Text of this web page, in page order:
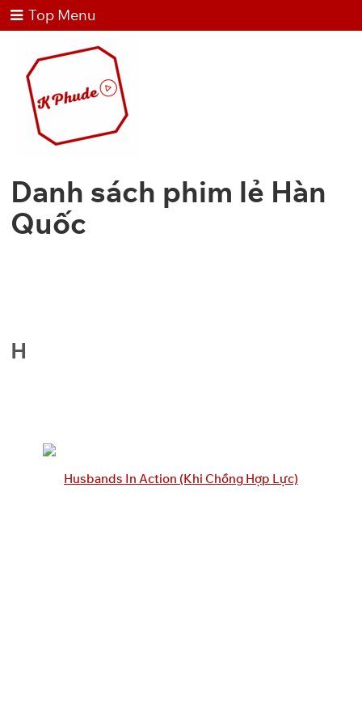
Top Menu
Danh sách phim lẻ Hàn
Quốc
H
Husbands In Action (Khi Chồng Hợp Lực)